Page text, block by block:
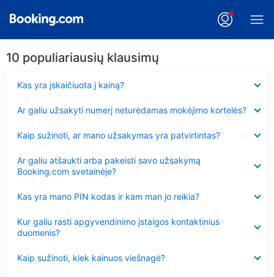
10 populiariausių klausimų
Kas yra įskaičiuota į kainą?
Ar galiu užsakyti numerį neturėdamas mokėjimo kortelės?
Kaip sužinoti, ar mano užsakymas yra patvirtintas?
Ar galiu atšaukti arba pakeisti savo užsakymą
Booking.com svetainėje?
Kas yra mano PIN kodas ir kam man jo reikia?
Kur galiu rasti apgyvendinimo įstaigos kontaktinius
duomenis?
Kaip sužinoti, kiek kainuos viešnagė?